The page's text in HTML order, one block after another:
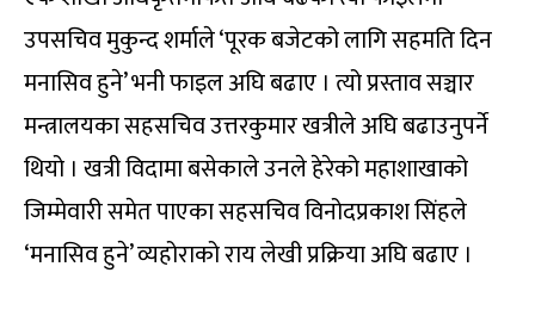
उपसचिव मुकुन्द शर्माले ‘पूरक बजेटको लागि सहमति दिन
मनासिव हुने’ भनी फाइल अघि बढाए । त्यो प्रस्ताव सञ्चार
मन्त्रालयका सहसचिव उत्तरकुमार खत्रीले अघि बढाउनुपर्ने
थियो । खत्री विदामा बसेकाले उनले हेरेको महाशाखाको
जिम्मेवारी समेत पाएका सहसचिव विनोदप्रकाश सिंहले
‘मनासिव हुने’ व्यहोराको राय लेखी प्रक्रिया अघि बढाए ।